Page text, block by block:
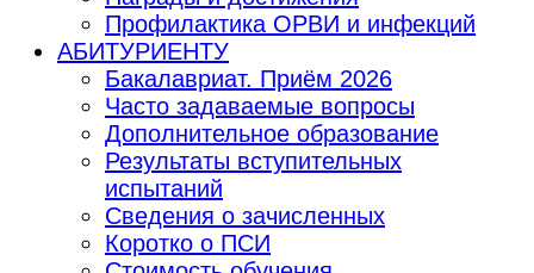
Профилактика ОРВИ и инфекций
АБИТУРИЕНТУ
Бакалавриат. Приём 2026
Часто задаваемые вопросы
Дополнительное образование
Результаты вступительных
испытаний
Сведения о зачисленных
Коротко о ПСИ